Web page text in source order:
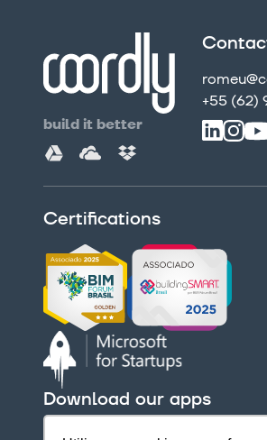
build it better
+55
Certifications
Download our apps